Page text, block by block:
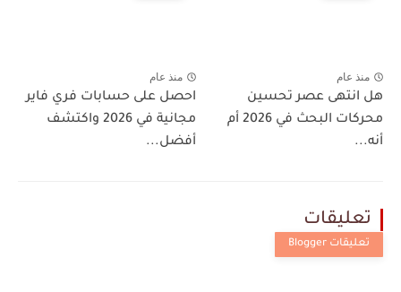
منذ عام
هل انتهى عصر تحسين
محركات البحث في 2026 أم
أنه...
منذ عام
احصل على حسابات فري فاير
مجانية في 2026 واكتشف
أفضل...
تعليقات